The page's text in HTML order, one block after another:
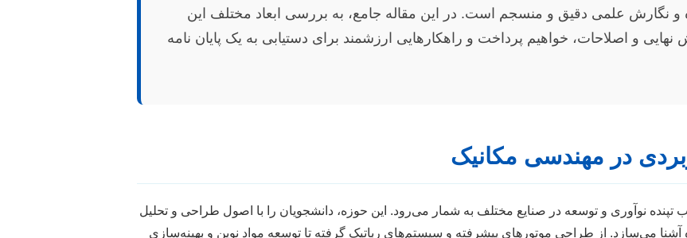
و نگارش علمی دقیق و منسجم است. در این مقاله جامع، به بررسی ابعاد مختلف این
و اصلاحات، خواهیم پرداخت و راهکارهایی ارزشمند برای دستیابی به یک پایان نامه
در مهندسی مکانیک
نوآوری و توسعه در صنایع مختلف به شمار می‌رود. این حوزه، دانشجویان را با اصول طراحی و تحلیل
می‌سازد. از طراحی موتورهای پیشرفته و سیستم‌های رباتیک گرفته تا توسعه مواد نوین و بهینه‌سازی